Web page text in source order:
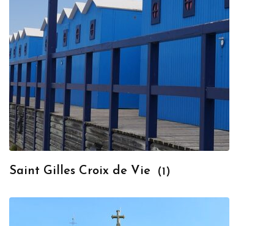
Saint Gilles Croix de Vie (1)